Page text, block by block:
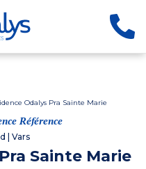
Odalys Pra Sainte Marie
Référence
| Vars
Sainte Marie